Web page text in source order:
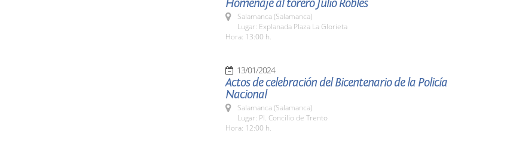
Homenaje al torero Julio Robles
Salamanca (Salamanca)
Lugar: Explanada Plaza La Glorieta
Hora: 13:00 h.
13/01/2024
Actos de celebración del Bicentenario de la Policía
Nacional
Salamanca (Salamanca)
Lugar: Pl. Concilio de Trento
Hora: 12:00 h.